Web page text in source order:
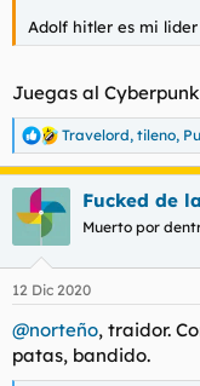
Adolf hitler es mi lider
Juegas al
R
e
a
c
e
:
Travelord, tileno,
Fucked de
Muerto por
12 Dic 2020
@norteño, traidor.
patas, bandido.